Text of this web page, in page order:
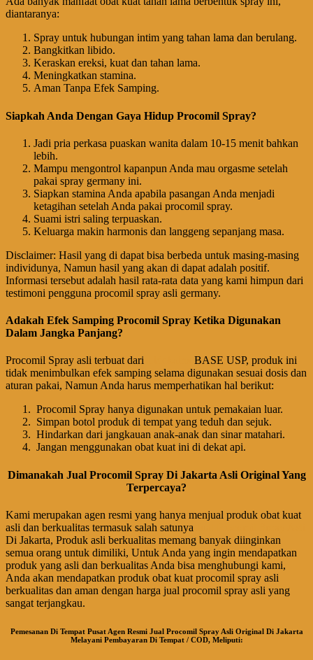
diantaranya:
Spray untuk hubungan intim yang tahan lama dan berulang.
Bangkitkan libido.
Keraskan ereksi, kuat dan tahan lama.
Meningkatkan stamina.
Aman Tanpa Efek Samping.
Siapkah Anda Dengan Gaya Hidup Procomil Spray?
Jadi pria perkasa puaskan wanita dalam 10-15 menit bahkan
lebih.
Mampu mengontrol kapanpun Anda mau orgasme setelah
pakai spray germany ini.
Siapkan stamina Anda apabila pasangan Anda menjadi
ketagihan setelah Anda pakai procomil spray.
Suami istri saling terpuaskan.
Keluarga makin harmonis dan langgeng sepanjang masa.
Disclaimer: Hasil yang di dapat bisa berbeda untuk masing-masing
individunya, Namun hasil yang akan di dapat adalah positif.
Informasi tersebut adalah hasil rata-rata data yang kami himpun dari
testimoni pengguna procomil spray asli germany.
Adakah Efek Samping Procomil Spray Ketika Digunakan
Dalam Jangka Panjang?
Procomil Spray asli terbuat dari
BASE USP, produk ini
tidak menimbulkan efek samping selama digunakan sesuai dosis dan
aturan pakai, Namun Anda harus memperhatikan hal berikut:
Procomil Spray hanya digunakan untuk pemakaian luar.
Simpan botol produk di tempat yang teduh dan sejuk.
Hindarkan dari jangkauan anak-anak dan sinar matahari.
Jangan menggunakan obat kuat ini di dekat api.
Dimanakah Jual Procomil Spray Di Jakarta Asli Original Yang
Terpercaya?
Kami merupakan agen resmi yang hanya menjual produk obat kuat
asli dan berkualitas termasuk salah satunya
Di Jakarta, Produk asli berkualitas memang banyak diinginkan
semua orang untuk dimiliki, Untuk Anda yang ingin mendapatkan
produk yang asli dan berkualitas Anda bisa menghubungi kami,
Anda akan mendapatkan produk obat kuat procomil spray asli
berkualitas dan aman dengan harga jual procomil spray asli yang
sangat terjangkau.
Pemesanan Di Tempat Pusat Agen Resmi Jual Procomil Spray Asli Original Di Jakarta
Melayani Pembayaran Di Tempat / COD, Meliputi: